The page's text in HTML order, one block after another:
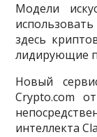
Модели
здесь
лидирующие
Новый
Crypto.com
интеллекта